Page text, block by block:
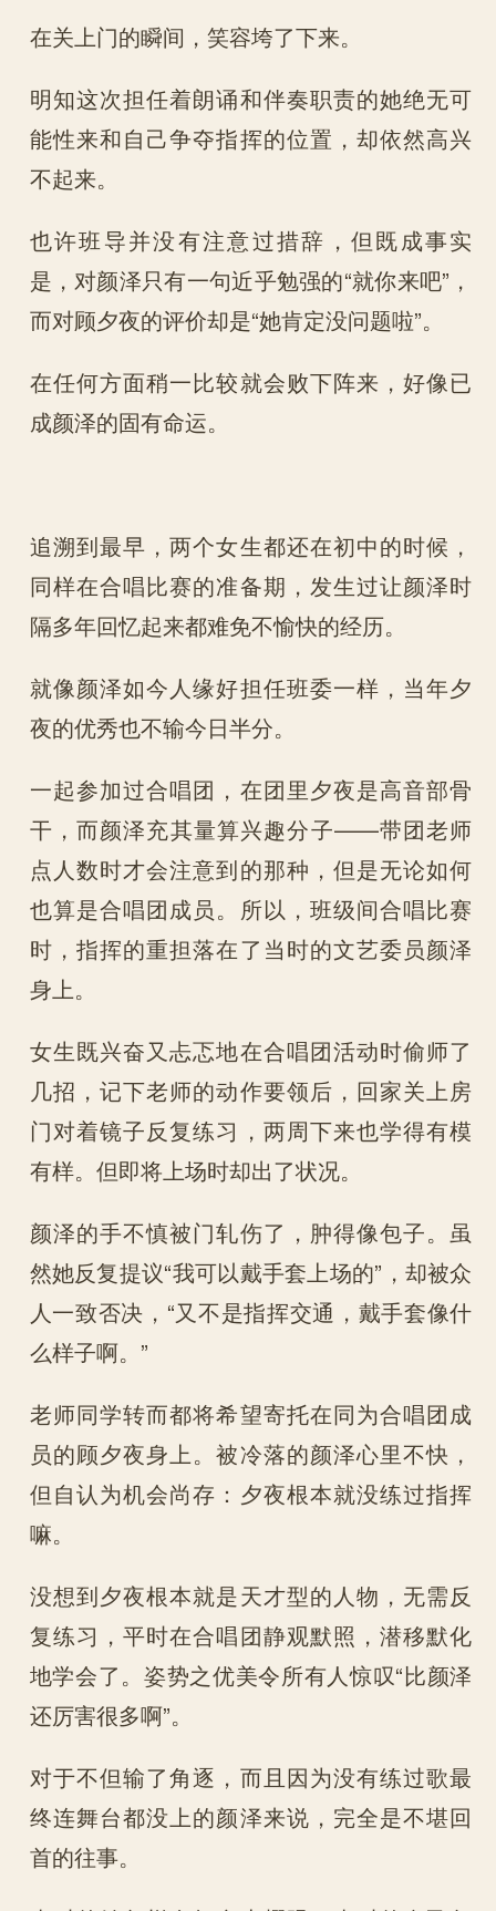
在关上门的瞬间，笑容垮了下来。
明知这次担任着朗诵和伴奏职责的她绝无可
能性来和自己争夺指挥的位置，却依然高兴
不起来。
也许班导并没有注意过措辞，但既成事实
是，对颜泽只有一句近乎勉强的“就你来吧”，
而对顾夕夜的评价却是“她肯定没问题啦”。
在任何方面稍一比较就会败下阵来，好像已
成颜泽的固有命运。
追溯到最早，两个女生都还在初中的时候，
同样在合唱比赛的准备期，发生过让颜泽时
隔多年回忆起来都难免不愉快的经历。
就像颜泽如今人缘好担任班委一样，当年夕
夜的优秀也不输今日半分。
一起参加过合唱团，在团里夕夜是高音部骨
干，而颜泽充其量算兴趣分子——带团老师
点人数时才会注意到的那种，但是无论如何
也算是合唱团成员。所以，班级间合唱比赛
时，指挥的重担落在了当时的文艺委员颜泽
身上。
女生既兴奋又忐忑地在合唱团活动时偷师了
几招，记下老师的动作要领后，回家关上房
门对着镜子反复练习，两周下来也学得有模
有样。但即将上场时却出了状况。
颜泽的手不慎被门轧伤了，肿得像包子。虽
然她反复提议“我可以戴手套上场的”，却被众
人一致否决，“又不是指挥交通，戴手套像什
么样子啊。”
老师同学转而都将希望寄托在同为合唱团成
员的顾夕夜身上。被冷落的颜泽心里不快，
但自认为机会尚存：夕夜根本就没练过指挥
嘛。
没想到夕夜根本就是天才型的人物，无需反
复练习，平时在合唱团静观默照，潜移默化
地学会了。姿势之优美令所有人惊叹“比颜泽
还厉害很多啊”。
对于不但输了角逐，而且因为没有练过歌最
终连舞台都没上的颜泽来说，完全是不堪回
首的往事。